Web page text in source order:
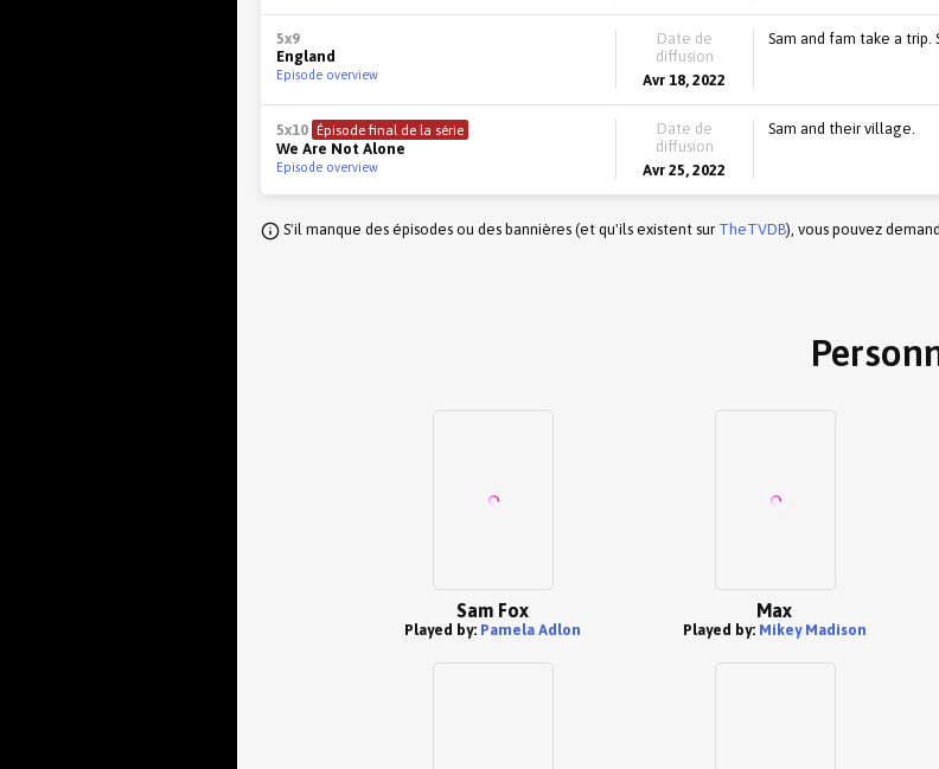
5x9
England
Episode overview
Date de
diffusion
Avr 18, 2022
Sam and fam take a
5x10 Épisode final de la série
We Are Not Alone
Episode overview
Date de
diffusion
Avr 25, 2022
Sam and their village.
S'il manque des épisodes ou des bannières (et qu'ils existent sur TheTVDB), vous pouvez
Sam Fox
Played by: Pamela Adlon
Max
Played by: Mikey Madison